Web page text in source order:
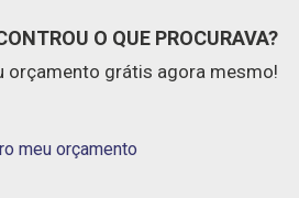
O QUE PROCURAVA?
orçamento grátis agora mesmo!
meu orçamento